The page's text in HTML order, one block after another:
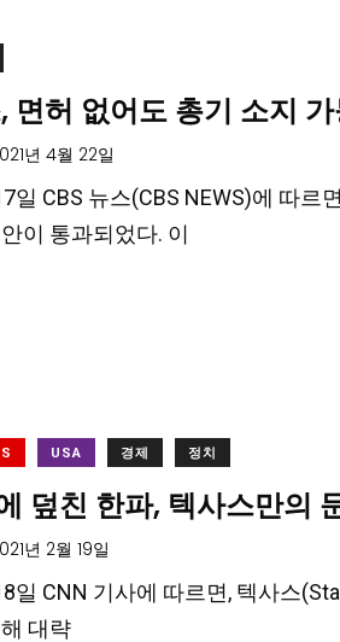
면허 없어도 총기 소지
년 4월 22일
일 CBS 뉴스(CBS NEWS)에 따
이 통과되었다. 이
USA 경제 정치
덮친 한파, 텍사스만의
년 2월 19일
일 CNN 기사에 따르면, 텍사스
대략